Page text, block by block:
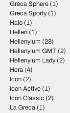
Greca Sphere (1)
Greca Sporty(1)
Halo (1)
Hellen (1)
Hellenyium (23)
Hellenyium GMT (2)
Hellenyium Lady(2)
Hera (4)
Icon (2)
Icon Active (1)
Icon Classic (2)
La Greca (1)